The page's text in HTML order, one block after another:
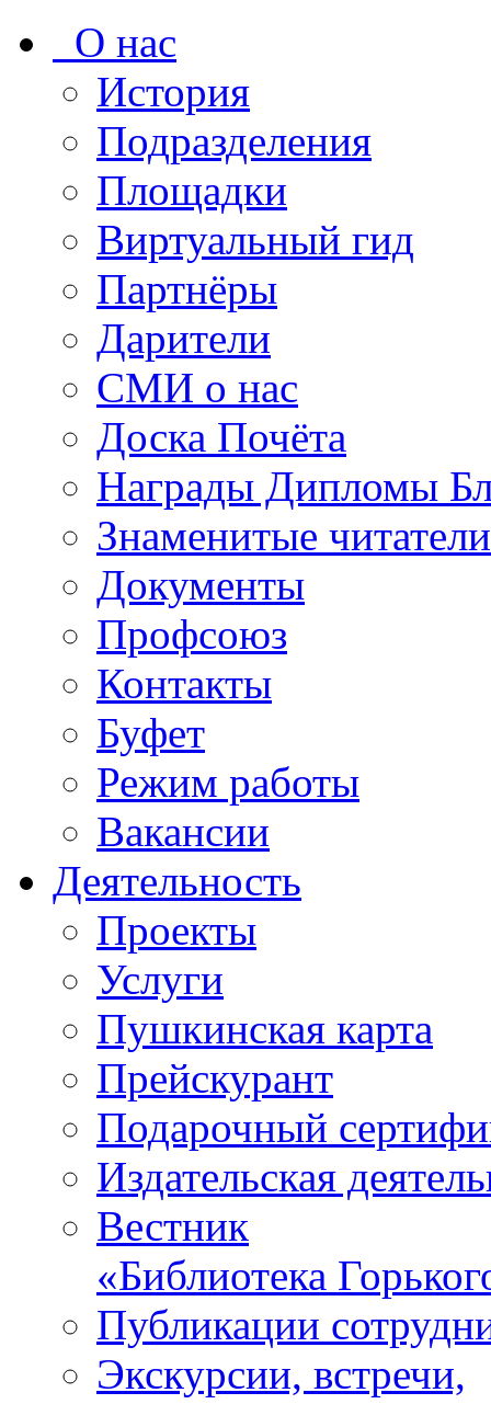
О нас
История
Подразделения
Площадки
Виртуальный гид
Партнёры
Дарители
СМИ о нас
Доска Почёта
Награды Дипломы
Знаменитые
Документы
Профсоюз
Контакты
Буфет
Режим работы
Вакансии
Деятельность
Проекты
Услуги
Пушкинская карта
Прейскурант
Подарочный
Издательская
Вестник
«Библиотека
Публикации
Экскурсии, встречи,